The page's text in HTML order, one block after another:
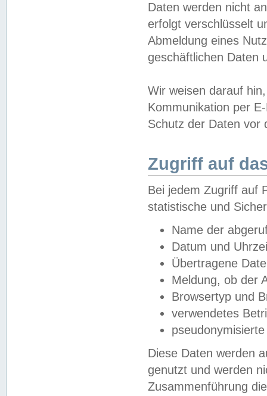
Daten werden nicht
erfolgt verschlüsselt
Abmeldung eines
geschäftlichen Daten
Wir weisen darauf
Kommunikation per
Schutz der Daten vor
Zugriff auf
Bei jedem Zugriff auf
statistische und
Name der
Datum und
Übertragene
Meldung, ob der
Browsertyp und
verwendetes
Diese Daten werden
genutzt und werden
Zusammenführung